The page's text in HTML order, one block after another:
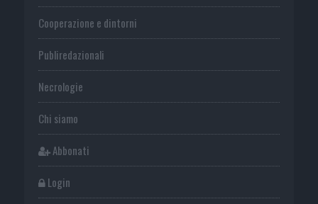
Cooperazione e dintorni
Publiredazionali
Necrologie
Chi siamo
Abbonati
Login